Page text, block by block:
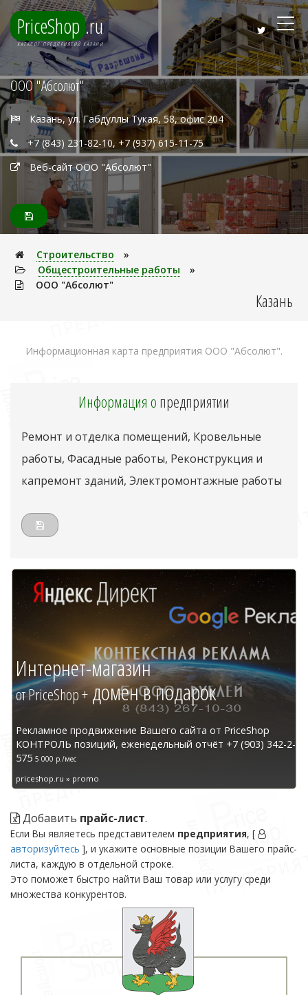
PriceShop .ru
КАТАЛОГ ПРЕДПРИЯТИЙ КАЗАНИ
ООО "Абсолют"
Казань, ул. Габдуллы Тукая, 58, офис 204
+7 (843) 231-82-10, +7 (937) 615-11-75
Веб-сайт ООО "Абсолют"
Строительство
»
Общестроительные работы
»
ООО "Абсолют"
Казань
Информационная карта предприятия ООО "Абсолют".
Информация опредприятии
Ремонт и отделка помещений, Кровельные
работы, Фасадные работы, Реконструкция и
капремонт зданий, Электромонтажные работы
Интернет-магазин
от PriceShop +домен в подарок
Рекламное продвижение Вашего сайта от PriceShop
КОНТРОЛЬ позиций, еженедельный отчёт +7 (903) 342-2-
575 5 000 р./мес
priceshop.ru » promo
Добавить прайс-лист.
Если Вы являетесь представителем предприятия, [
авторизуйтесь ], и укажите основные позиции Вашего прайс-
листа, каждую в отдельной строке.
Это поможет быстро найти Ваш товар или услугу среди
множества конкурентов.